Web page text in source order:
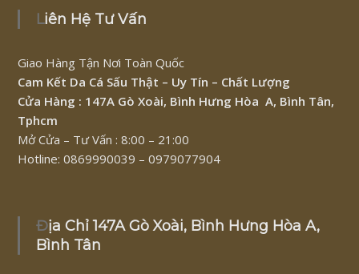
Liên Hệ Tư Vấn
Giao Hàng Tận Nơi Toàn Quốc
Cam Kết Da Cá Sấu Thật – Uy Tín – Chất Lượng
Cửa Hàng : 147A Gò Xoài, Bình Hưng Hòa A, Bình Tân,
Tphcm
Mở Cửa – Tư Vấn : 8:00 – 21:00
Hotline: 0869990039 – 0979077904
Địa Chỉ 147A Gò Xoài, Bình Hưng Hòa A,
Bình Tân